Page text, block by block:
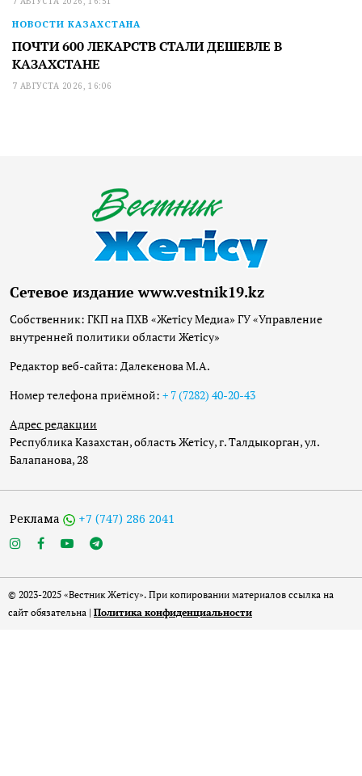
НОВОСТИ КАЗАХСТАНА
ПОЧТИ 600 ЛЕКАРСТВ СТАЛИ ДЕШЕВЛЕ В
КАЗАХСТАНЕ
7 АВГУСТА 2026, 16:06
Сетевое издание www.vestnik19.kz
Собственник: ГКП на ПХВ «Жетісу Медиа» ГУ «Управление
внутренней политики области Жетісу»
Редактор веб-сайта: Далекенова М.А.
Номер телефона приёмной: + 7 (7282) 40-20-43
Адрес редакции
Республика Казахстан, область Жетісу, г. Талдыкорган, ул.
Балапанова, 28
Реклама +7 (747) 286 2041
© 2023-2025 «Вестник Жетісу». При копировании материалов ссылка на
сайт обязательна | Политика конфиденциальности